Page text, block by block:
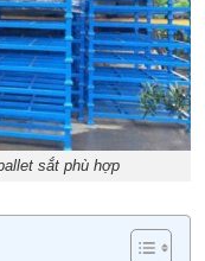
sắt phù hợp